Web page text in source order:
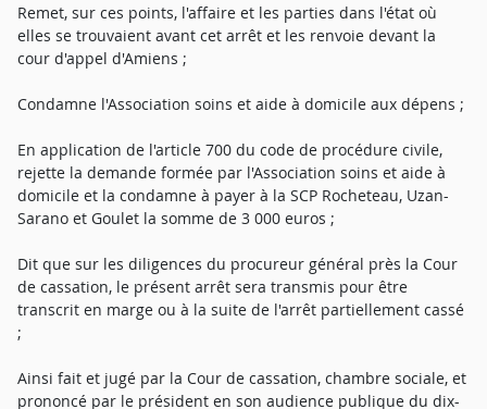
Remet, sur ces points, l'affaire et les parties dans l'état où
elles se trouvaient avant cet arrêt et les renvoie devant la
cour d'appel d'Amiens ;
Condamne l'Association soins et aide à domicile aux dépens ;
En application de l'article 700 du code de procédure civile,
rejette la demande formée par l'Association soins et aide à
domicile et la condamne à payer à la SCP Rocheteau, Uzan-
Sarano et Goulet la somme de 3 000 euros ;
Dit que sur les diligences du procureur général près la Cour
de cassation, le présent arrêt sera transmis pour être
transcrit en marge ou à la suite de l'arrêt partiellement cassé
;
Ainsi fait et jugé par la Cour de cassation, chambre sociale, et
prononcé par le président en son audience publique du dix-